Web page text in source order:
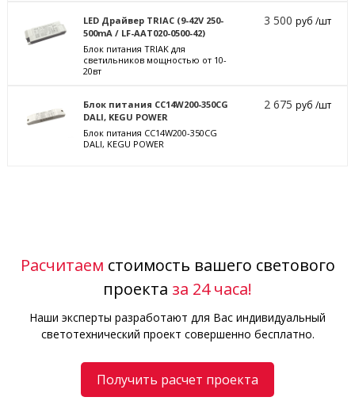
LED Драйвер TRIAC (9-42V 250-
500mA / LF-AAT020-0500-42)
Блок питания TRIAK для
светильников мощностью от 10-
20вт
3 500руб /шт
Блок питания CC14W200-350CG
DALI, KEGU POWER
Блок питания CC14W200-350CG
DALI, KEGU POWER
2 675руб /шт
Расчитаем стоимость вашего светового
проекта за 24 часа!
Наши эксперты разработают для Вас индивидуальный
светотехнический проект совершенно бесплатно.
Получить расчет проекта